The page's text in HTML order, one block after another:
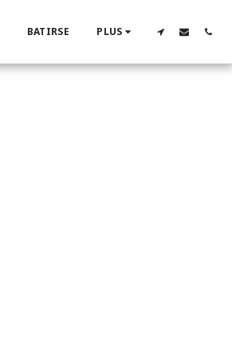
BATIRSE PLUS